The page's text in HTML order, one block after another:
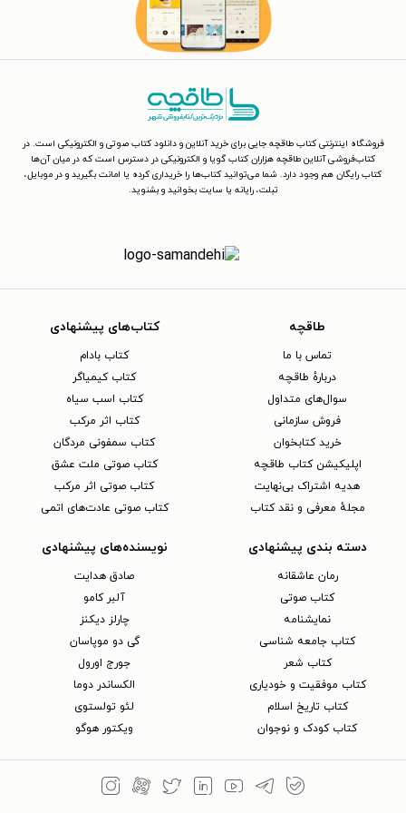
فروشگاه اینترنتی کتاب طاقچه جایی برای خرید آنلاین و دانلود کتاب صوتی و الکترونیکی است. در
کتاب‌فروشی آنلاین طاقچه هزاران کتاب گویا و الکترونیکی در دسترس است که در میان آن‌ها
کتاب رایگان هم وجود دارد. شما می‌توانید کتاب‌ها را خریداری کرده یا امانت بگیرید و در موبایل،
تبلت، رایانه یا سایت بخوانید و بشنوید.
طاقچه
تماس با ما
دربارهٔ طاقچه
سوال‌های متداول
فروش سازمانی
خرید کتابخوان
اپلیکیشن کتاب طاقچه
هدیه اشتراک بی‌نهایت
مجلهٔ معرفی و نقد کتاب
کتاب‌های پیشنهادی
کتاب بادام
کتاب کیمیاگر
کتاب اسب سیاه
کتاب اثر مرکب
کتاب سمفونی مردگان
کتاب صوتی ملت عشق
کتاب صوتی اثر مرکب
کتاب صوتی عادت‌های اتمی
دسته بندی پیشنهادی
رمان عاشقانه
کتاب‌ صوتی
نمایشنامه
کتاب جامعه شناسی
کتاب شعر
کتاب موفقیت و خودیاری
کتاب تاریخ اسلام
کتاب کودک و نوجوان
نویسنده‌های پیشنهادی
صادق هدایت
آلبر کامو
چارلز دیکنز
گی دو موپاسان
جورج اورول
الکساندر دوما
لئو تولستوی
ویکتور هوگو